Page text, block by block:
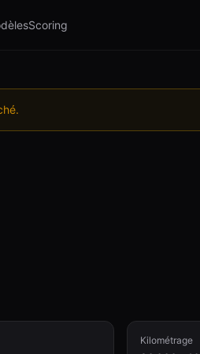
Scoring
Kilométrage